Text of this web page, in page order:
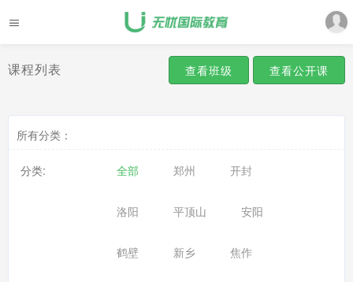
课程列表 查看班级 查看公开课
所有分类：
分类: 全部 郑州 开封
洛阳 平顶山 安阳
鹤壁 新乡 焦作